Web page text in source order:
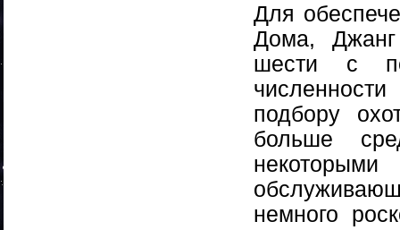
Для
Дома, Джанг
шести с
подбору
больше
немного